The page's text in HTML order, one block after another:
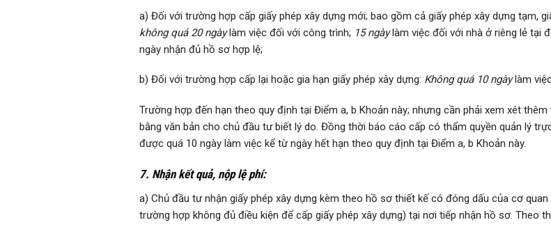
a) Đối với trường hợp cấp giấy phép xây dựng mới; bao gồm cả giấy phép xây dựng tạm,
không quá 20 ngàylàm việc đối với công trình; 15 ngàylàm việc đối với nhà ở riêng lẻ tại
ngày nhận đủ hồ sơ hợp lệ;
b) Đối với trường hợp cấp lại hoặc gia hạn giấy phép xây dựng: Không quá 10 ngàylàm
Trường hợp đến hạn theo quy định tại Điểm a, b Khoản này; nhưng cần phải xem xét
bằng văn bản cho chủ đầu tư biết lý do. Đồng thời báo cáo cấp có thẩm quyền quản lý
được quá 10 ngày làm việc kể từ ngày hết hạn theo quy định tại Điểm a, b Khoản này.
7. Nhận kết quả, nộp lệ phí:
a) Chủ đầu tư nhận giấy phép xây dựng kèm theo hồ sơ thiết kế có đóng dấu của cơ
trường hợp không đủ điều kiện để cấp giấy phép xây dựng) tại nơi tiếp nhận hồ sơ. Theo